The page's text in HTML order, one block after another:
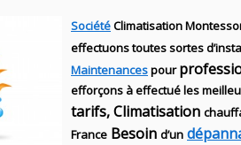
SociétéClimatisation
effectuons toutes sortes
Maintenancespour
efforçons à effectué les
tarifs, Climatisation
France Besoin d’un